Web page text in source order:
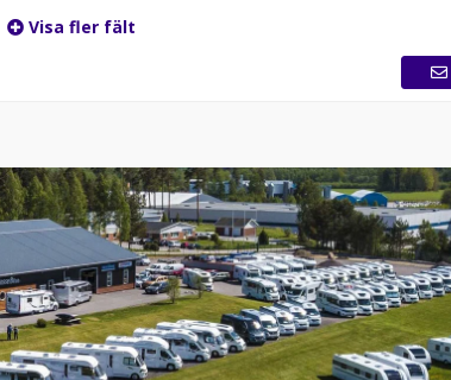
Visa fler fält